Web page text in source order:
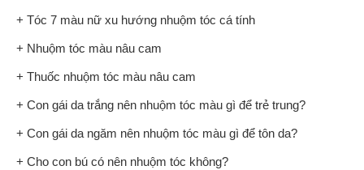
+ Tóc 7 màu nữ xu hướng nhuộm tóc cá tính
+ Nhuộm tóc màu nâu cam
+ Thuốc nhuộm tóc màu nâu cam
+ Con gái da trắng nên nhuộm tóc màu gì để trẻ trung?
+ Con gái da ngăm nên nhuộm tóc màu gì để tôn da?
+ Cho con bú có nên nhuộm tóc không?